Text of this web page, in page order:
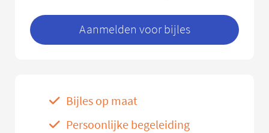
Aanmelden voor bijles
Bijles op maat
Persoonlijke begeleiding